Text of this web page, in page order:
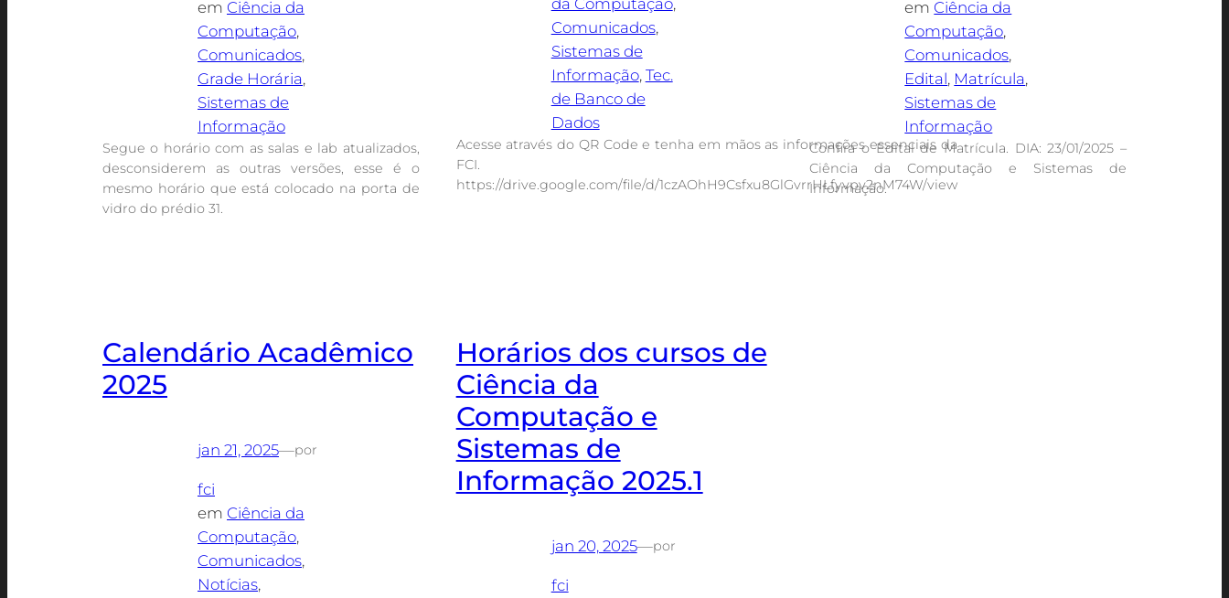
em Ciência da
Computação
Comunicados
Grade Horária
Sistemas de
Informação
Segue o horário com as salas e lab atualizados,
desconsiderem as outras versões, esse é o
mesmo horário que está colocado na porta de
vidro do prédio 31.
da Computação,
Comunicados,
Sistemas de
Informação, Tec.
de Banco de
Dados
Acesse através do QR Code e tenha em mãos as informações essenciais da
FCI.
https://drive.google.com/file/d/1czAOhH9Csfxu8GlGvrrHLfyvpv2nM74W/view
em Ciência da
Computação
Comunicados
Edital, Matrícula
Sistemas de
Informação
Confira o Edital de Matrícula. DIA: 23/01/2025 –
Ciência da Computação e Sistemas de
Informação.
Calendário Acadêmico
2025
jan 21, 2025—por
fci
em Ciência da
Computação
Comunicados
Notícias
Horários dos cursos de
Ciência da
Computação e
Sistemas de
Informação 2025.1
jan 20, 2025—por
fci